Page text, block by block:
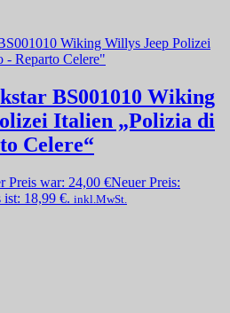
BS001010 Wiking
Italien „Polizia di
Celere“
Preis war: 24,00 €Neuer Preis:
18,99 €. inkl.MwSt.